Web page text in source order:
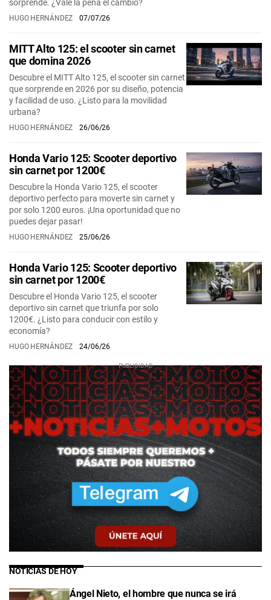
sorprende. ¿Vale la pena el cambio?
HUGO HERNÁNDEZ 07/07/26
MITT Alto 125: el scooter sin carnet
que domina 2026
Descubre el MITT Alto 125, el scooter sin carnet
que sorprende en 2026 por su diseño, potencia
y facilidad de uso. ¿Listo para la movilidad
urbana?
HUGO HERNÁNDEZ 26/06/26
Honda Vario 125: Scooter deportivo
sin carnet por 1200€
Descubre la Honda Vario 125, el scooter
deportivo perfecto para moverte sin carnet y
por solo 1200 euros. ¡Una oportunidad que no
puedes dejar pasar!
HUGO HERNÁNDEZ 25/06/26
Honda Vario 125: Scooter deportivo
sin carnet por 1200€
Descubre el Honda Vario 125, el scooter
deportivo sin carnet que triunfa por solo
1200€. ¿Listo para conducir con estilo y
economía?
HUGO HERNÁNDEZ 24/06/26
NOTICIAS DE HOY
Ángel Nieto, el hombre que nunca se irá